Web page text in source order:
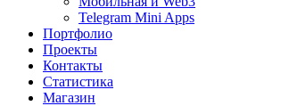
Telegram Mini Apps
Портфолио
Проекты
Контакты
Статистика
Магазин